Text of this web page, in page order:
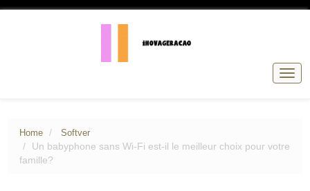
Home Softver
Un babyphone sans Wi-Fi est-il le meilleur choix pour votre
famille?